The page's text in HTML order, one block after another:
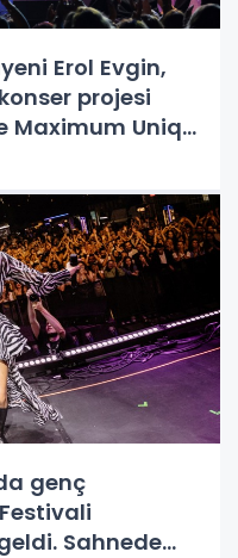
Erol Evgin,
projesi
Maximum Uniq
genç
Sahnede